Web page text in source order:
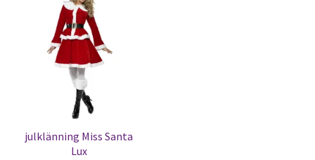
julklänning Miss Santa
Lux